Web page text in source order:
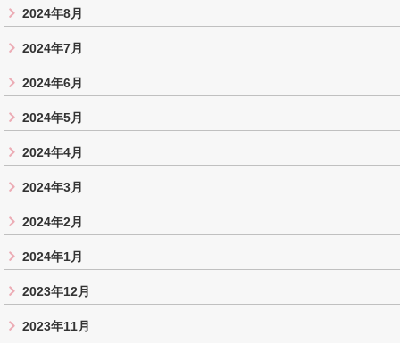
2024年8月
2024年7月
2024年6月
2024年5月
2024年4月
2024年3月
2024年2月
2024年1月
2023年12月
2023年11月